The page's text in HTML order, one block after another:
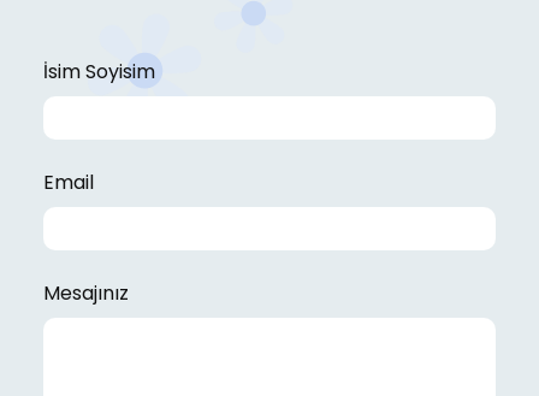
İsim Soyisim
Email
Mesajınız